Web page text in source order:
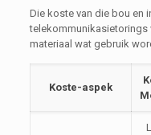
Die koste van die bou en
telekommunikasietorings
materiaal wat gebruik
Koste-aspek